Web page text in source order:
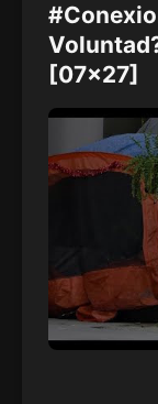
[07x27]